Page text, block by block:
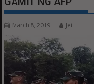
March 8, 2019 Jet